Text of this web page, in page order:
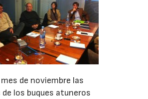
de noviembre las
los buques atuneros